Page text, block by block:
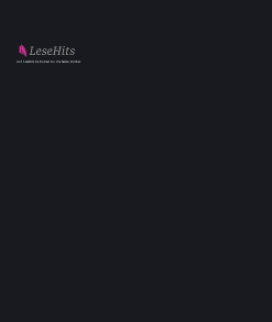
Auf LeseHits.de findest Du die besten Bücher.